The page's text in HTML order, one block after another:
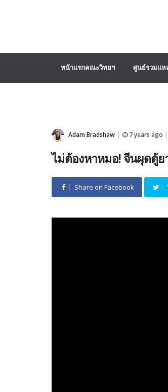
หน้าแรกคณะวิทยฯ ศูนย์รวมแห
Adam Bradshaw 7 years ago
ไม่ต้องหาหมอ! จีนผุดตู้ย
Share on Facebook